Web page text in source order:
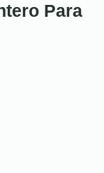
Para